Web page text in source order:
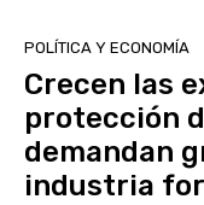
POLÍTICA Y ECONOMÍA
Crecen las
protección
demandan
industria